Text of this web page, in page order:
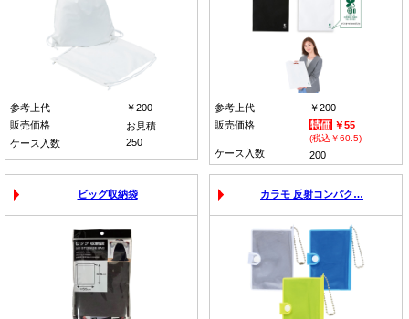
参考上代
￥200
販売価格
お見積
ケース入数
250
参考上代
￥200
販売価格
￥55
(税込￥60.5)
ケース入数 200
ビッグ収納袋 カラモ 反射コンパク…